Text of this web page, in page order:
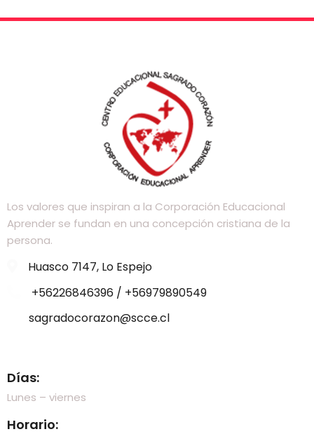
Los valores que inspiran a la Corporación Educacional
Aprender se fundan en una concepción cristiana de la
persona.
Huasco 7147, Lo Espejo
+56226846396 / +56979890549
sagradocorazon@scce.cl
Días:
Lunes – viernes
Horario: